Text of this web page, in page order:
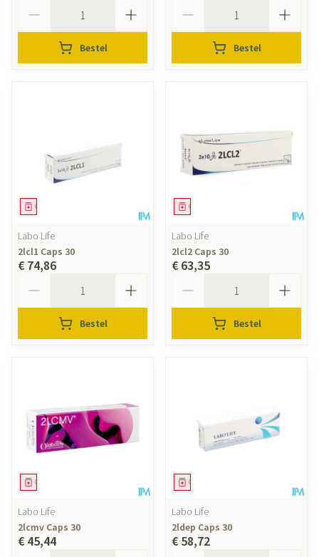
Bestel Bestel
Geneesmiddel
Labo Life
2lcl1 Caps 30
€ 74,86
Bestel
Geneesmiddel
Labo Life
2lcl2 Caps 30
€ 63,35
Bestel
Geneesmiddel
Labo Life
2lcmv Caps 30
€ 45,44
Geneesmiddel
Labo Life
2ldep Caps 30
€ 58,72